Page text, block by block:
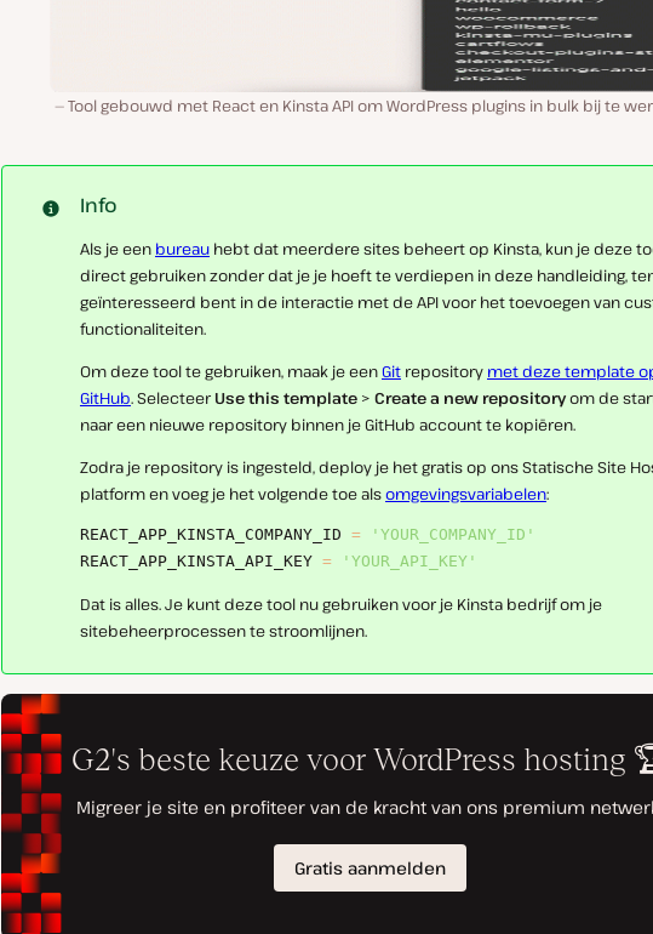
Tool gebouwd met React en Kinsta API om WordPress plugins in bulk bij te
Info
Als je een bureau hebt dat meerdere sites beheert op Kinsta, kun je deze
direct gebruiken zonder dat je je hoeft te verdiepen in deze handleiding,
geïnteresseerd bent in de interactie met de API voor het toevoegen van
functionaliteiten.
Om deze tool te gebruiken, maak je eenGit repository met deze template
GitHub. Selecteer Use this template > Create a new repositoryom de
naar een nieuwe repository binnen je GitHub account te kopiëren.
Zodra je repository is ingesteld, deploy je het gratis op ons Statische Site
platform en voeg je het volgende toe alsomgevingsvariabelen:
REACT_APP_KINSTA_COMPANY_ID =
'YOUR_COMPANY_ID'
REACT_APP_KINSTA_API_KEY = 'YOUR_API_KEY'
Dat is alles. Je kunt deze tool nu gebruiken voor je Kinsta bedrijf om je
sitebeheerprocessen te stroomlijnen.